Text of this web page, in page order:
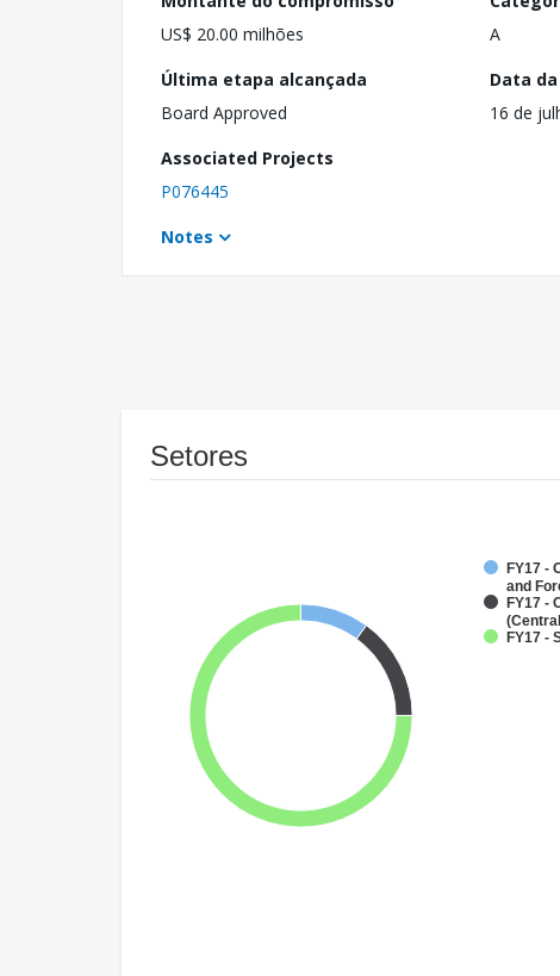
US$ 20.00 milhões
A
Última etapa alcançada
Board Approved
Data
16 de
Associated Projects
P076445
Notes
Setores
FY17 -
and
FY17 -
FY17 -